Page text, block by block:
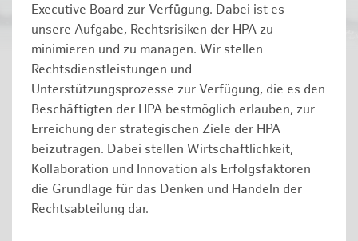
Executive Board zur Verfügung. Dabei ist es
unsere Aufgabe, Rechtsrisiken der HPA zu
minimieren und zu managen. Wir stellen
Rechtsdienstleistungen und
Unterstützungsprozesse zur Verfügung, die es den
Beschäftigten der HPA bestmöglich erlauben, zur
Erreichung der strategischen Ziele der HPA
beizutragen. Dabei stellen Wirtschaftlichkeit,
Kollaboration und Innovation als Erfolgsfaktoren
die Grundlage für das Denken und Handeln der
Rechtsabteilung dar.